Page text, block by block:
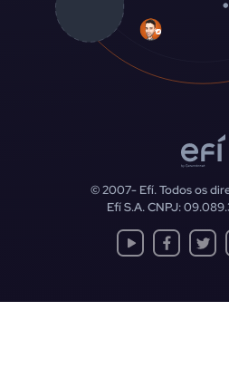
© 2007-Efí. Todos os
Efí S.A. CNPJ: